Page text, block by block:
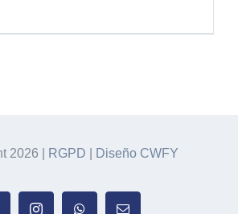
2026 | RGPD Diseño CWFY